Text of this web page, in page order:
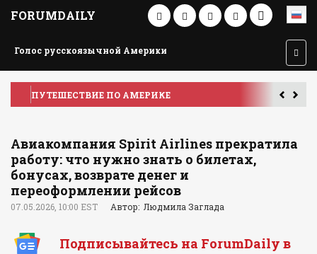
FORUMDAILY
Голос русскоязычной Америки
ПУТЕШЕСТВИЕ ПО АМЕРИКЕ
Авиакомпания Spirit Airlines прекратила
работу: что нужно знать о билетах,
бонусах, возврате денег и
переоформлении рейсов
07.05.2026, 10:00 EST Автор: Людмила Заглада
Подписывайтесь на ForumDaily в